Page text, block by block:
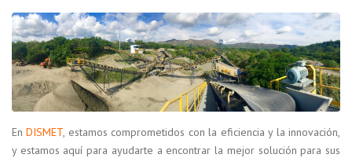
EnDISMET, estamos comprometidos con la eficiencia y la innovación,
y estamos aquí para ayudarte a encontrar la mejor solución para sus